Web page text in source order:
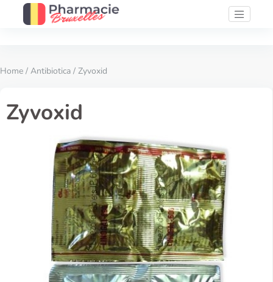
Home / Antibiotica / Zyvoxid
Zyvoxid